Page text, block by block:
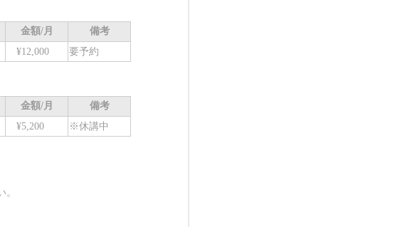
金額/月
備考
¥12,000 要予約
金額/月
備考
¥5,200 ※休講中